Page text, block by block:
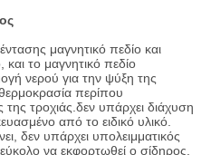
μαγνητικό πεδίο και
το μαγνητικό πεδίο
νερού για την ψύξη της
περίπου
της τροχιάς.δεν υπάρχει διάχυση
από το ειδικό υλικό.
δεν υπάρχει υπολειμματικός
να εκφορτωθεί ο σίδηρος.